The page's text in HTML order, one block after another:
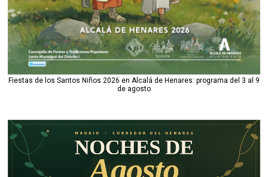
Fiestas de los Santos Niños 2026 en Alcalá de Henares: programa del 3 al 9
de agosto